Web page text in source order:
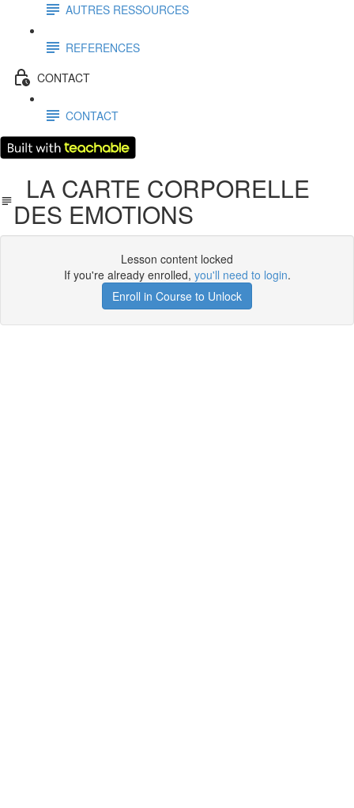
AUTRES RESSOURCES
REFERENCES
CONTACT
CONTACT
LA CARTE CORPORELLE
DES EMOTIONS
Lesson content locked
If you're already enrolled, you'll need to login.
Enroll in Course to Unlock